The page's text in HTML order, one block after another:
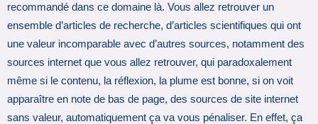
recommandé dans ce domaine là. Vous allez retrouver un
ensemble d’articles de recherche, d’articles scientifiques qui ont
une valeur incomparable avec d’autres sources, notamment des
sources internet que vous allez retrouver, qui paradoxalement
même si le contenu, la réflexion, la plume est bonne, si on voit
apparaître en note de bas de page, des sources de site internet
sans valeur, automatiquement ça va vous pénaliser. En effet, ça